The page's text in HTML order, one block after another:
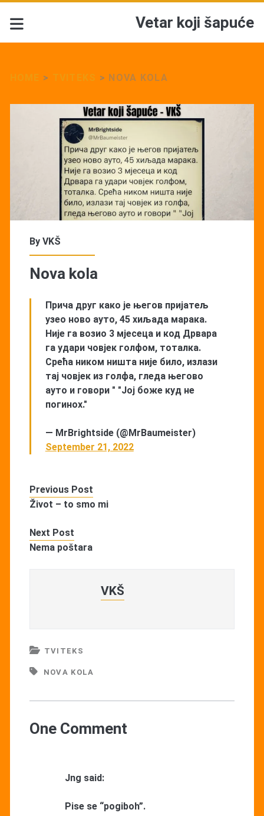
Vetar koji šapuće
> > NOVA KOLA
By VKŠ
Nova kola
Прича друг како је његов пријатељ
узео ново ауто, 45 хиљада марака.
Није га возио 3 мјесеца и код Дрвара
га удари човјек голфом, тоталка.
Срећа ником ништа није било, излази
тај човјек из голфа, гледа његово
ауто и говори " "Јој боже куд не
погинох."
— MrBrightside (@MrBaumeister)
September 21, 2022
Previous Post
Život – to smo mi
Next Post
Nema poštara
VKŠ
TVITEKS
NOVA KOLA
One Comment
Jng said:
Pise se “pogiboh”.